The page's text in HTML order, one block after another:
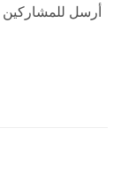
أرسل للمشاركين